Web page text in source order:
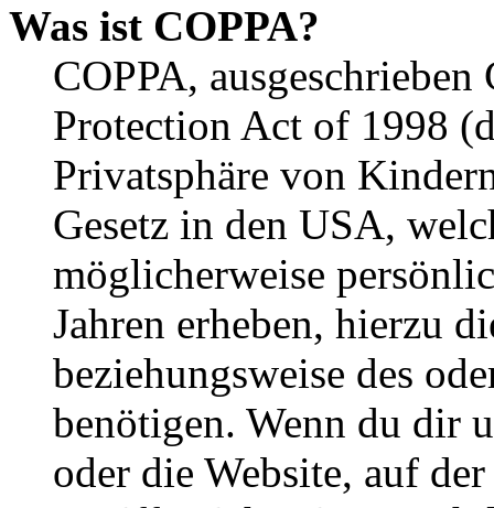
Was ist COPPA?
COPPA,
Protection Act of 1998
Privatsphäre von
Gesetz in den USA,
möglicherweise
Jahren erheben, hierzu
beziehungsweise des
benötigen. Wenn du dir
oder die Website, auf